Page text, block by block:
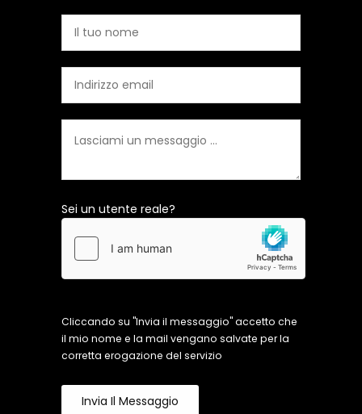
Sei un utente reale?
Cliccando su "Invia il messaggio" accetto che
il mio nome e la mail vengano salvate per la
corretta erogazione del servizio
Invia Il Messaggio